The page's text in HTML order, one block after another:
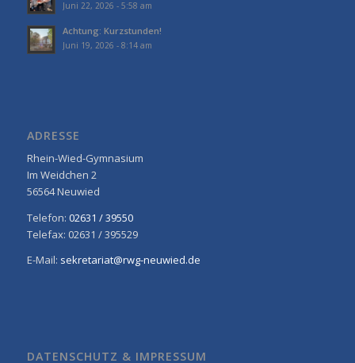
Juni 22, 2026 - 5:58 am
Achtung: Kurzstunden!
Juni 19, 2026 - 8:14 am
ADRESSE
Rhein-Wied-Gymnasium
Im Weidchen 2
56564 Neuwied
Telefon: 02631 / 39550
Telefax: 02631 / 395529
E-Mail: sekretariat@rwg-neuwied.de
DATENSCHUTZ & IMPRESSUM